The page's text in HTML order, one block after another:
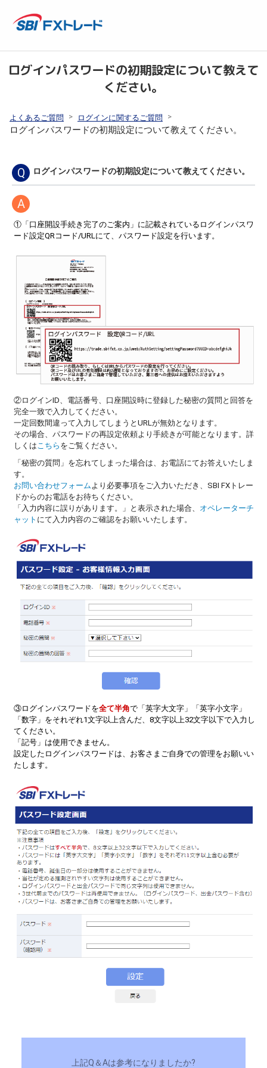
ログインパスワードの初期設定について教えて
ください。
よくあるご質問 > ログインに関するご質問 >
ログインパスワードの初期設定について教えてください。
Q ログインパスワードの初期設定について教えてください。
A
①「口座開設手続き完了のご案内」に記載されているログインパスワ
ード設定QRコード/URLにて、パスワード設定を行います。
②ログインID、電話番号、口座開設時に登録した秘密の質問と回答を
完全一致で入力してください。
一定回数間違って入力してしまうとURLが無効となります。
その場合、パスワードの再設定依頼より手続きが可能となります。詳
しくは こちら をご覧ください。
「秘密の質問」を忘れてしまった場合は、お電話にてお答えいたしま
す。
お問い合わせフォーム より必要事項をご入力いただき、SBI FXトレー
ドからのお電話をお待ちください。
「入力内容に誤りがあります。」と表示された場合、 オペレーターチ
ャット にて入力内容のご確認をお願いいたします。
③ログインパスワードを全て半角で「英字大文字」「英字小文字」
「数字」をそれぞれ1文字以上含んだ、8文字以上32文字以下で入力し
てください。
「記号」は使用できません。
設定したログインパスワードは、お客さまご自身での管理をお願いい
たします。
上記Q＆Aは参考になりましたか?